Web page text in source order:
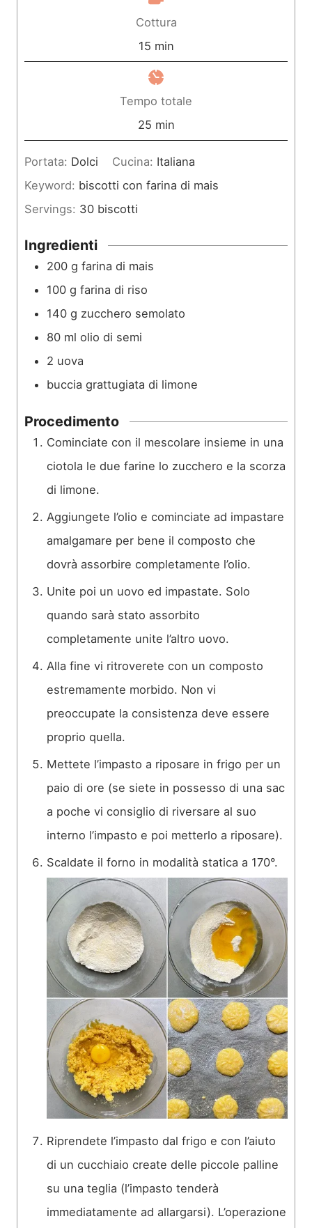
t
i
Cottura
15m
i
t
i
min
Tempo totale
25m
u
i
min
Portata: Dolci Cucina: Italiana
Keyword: biscotti con farina di mais
Servings: 30 biscotti
Ingredienti
200 g farina di mais
100 g farina di riso
140 g zucchero semolato
80 ml olio di semi
2 uova
buccia grattugiata di limone
Procedimento
Cominciate con il mescolare insieme in una
ciotola le due farine lo zucchero e la scorza
di limone.
Aggiungete l’olio e cominciate ad impastare
amalgamare per bene il composto che
dovrà assorbire completamente l’olio.
Unite poi un uovo ed impastate. Solo
quando sarà stato assorbito
completamente unite l’altro uovo.
Alla fine vi ritroverete con un composto
estremamente morbido. Non vi
preoccupate la consistenza deve essere
proprio quella.
Mettete l’impasto a riposare in frigo per un
paio di ore (se siete in possesso di una sac
a poche vi consiglio di riversare al suo
interno l’impasto e poi metterlo a riposare).
Scaldate il forno in modalità statica a 170°.
Riprendete l’impasto dal frigo e con l’aiuto
di un cucchiaio create delle piccole palline
su una teglia (l’impasto tenderà
immediatamente ad allargarsi). L’operazione